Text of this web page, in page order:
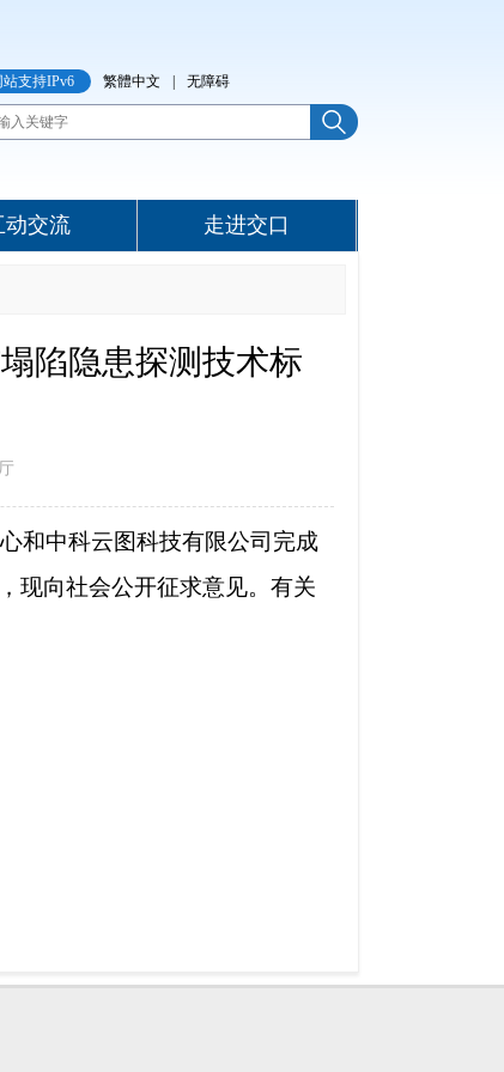
站支持IPv6 繁體中文 无障碍
动交流 走进交口
陷隐患探测技术标
和中科云图科技有限公司完成
现向社会公开征求意见。有关